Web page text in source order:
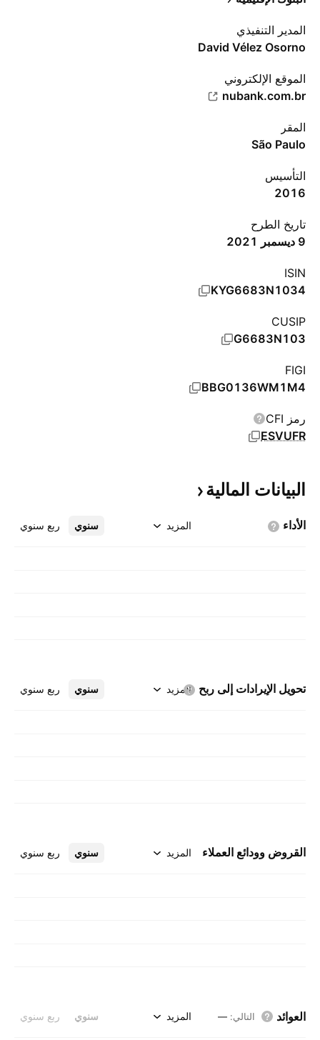
المدير التنفيذي
David Vélez Osorno
الموقع الإلكتروني
nubank.com.br
المقر
São Paulo
التأسيس
2016
تاريخ الطرح
9 ديسمبر 2021
ISIN
KYG6683N1034
CUSIP
G6683N103
FIGI
BBG0136WM1M4
رمز CFI
ESVUFR
البيانات المالية
الأداء سنوي ربع سنوي المزيد
تحويل الإيرادات إلى ربح سنوي ربع سنوي المزيد
القروض وودائع العملاء سنوي ربع سنوي المزيد
العوائد التالي:
— سنوي ربع سنوي المزيد